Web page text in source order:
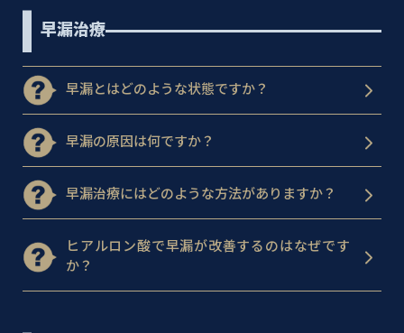
早漏治療
早漏とはどのような状態ですか？
早漏の原因は何ですか？
早漏治療にはどのような方法がありますか？
ヒアルロン酸で早漏が改善するのはなぜです
か？